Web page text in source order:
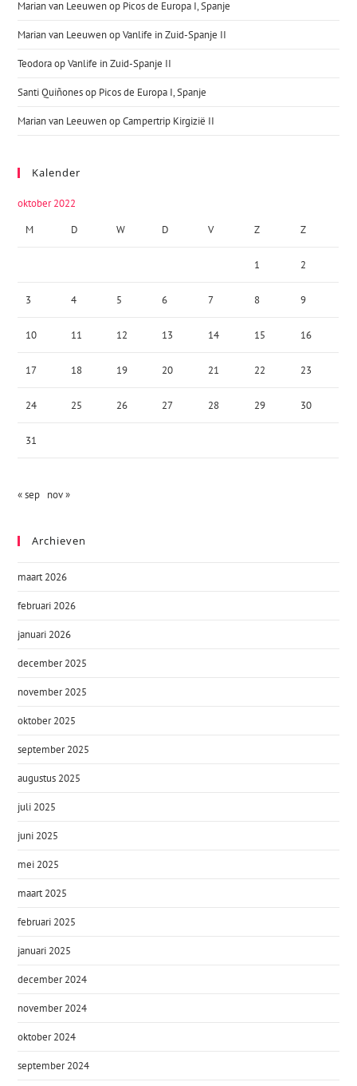
Marian van Leeuwenop Picos de Europa I, Spanje
Marian van LeeuwenopVanlife in Zuid-Spanje II
TeodoraopVanlife in Zuid-Spanje II
Santi Quiñonesop Picos de Europa I, Spanje
Marian van LeeuwenopCampertrip Kirgizië II
Kalender
oktober 2022
M
D W D V Z Z
1 2
3 4 5 6 7 8 9
10 11 12 13 14 15 16
17 18 19 20 21 22 23
24 25 26 27 28 29 30
31
« sep nov »
Archieven
maart 2026
februari 2026
januari 2026
december 2025
november 2025
oktober 2025
september 2025
augustus 2025
juli 2025
juni 2025
mei 2025
maart 2025
februari 2025
januari 2025
december 2024
november 2024
oktober 2024
september 2024